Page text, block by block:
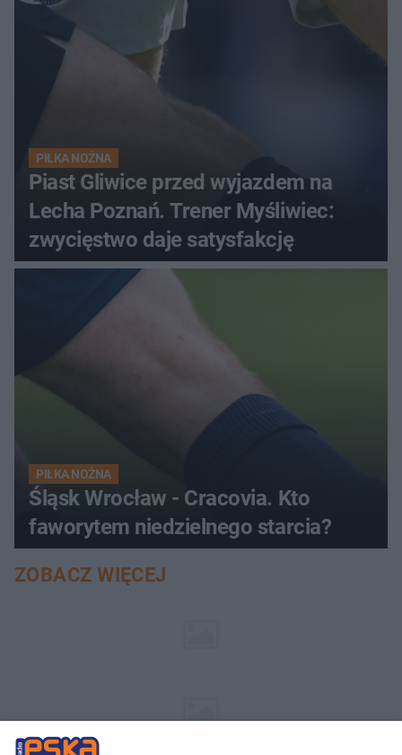
PIŁKA NOŻNA
Piast Gliwice przed wyjazdem na
Lecha Poznań. Trener Myśliwiec:
zwycięstwo daje satysfakcję
PIŁKA NOŻNA
Śląsk Wrocław - Cracovia. Kto
faworytem niedzielnego starcia?
ZOBACZ WIĘCEJ